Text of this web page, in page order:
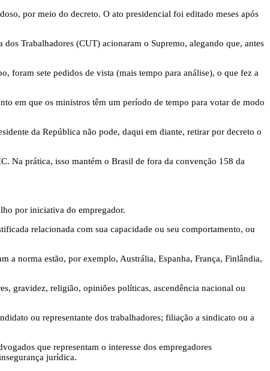
por meio do decreto. O ato presidencial foi editado meses após
Trabalhadores (CUT) acionaram o Supremo, alegando que, antes
foram sete pedidos de vista (mais tempo para análise), o que fez a
em que os ministros têm um período de tempo para votar de modo
da República não pode, daqui em diante, retirar por decreto o
Na prática, isso mantém o Brasil de fora da convenção 158 da
por iniciativa do empregador.
relacionada com sua capacidade ou seu comportamento, ou
a norma estão, por exemplo, Austrália, Espanha, França, Finlândia,
gravidez, religião, opiniões políticas, ascendência nacional ou
ou representante dos trabalhadores; filiação a sindicato ou a
que representam o interesse dos empregadores
jurídica.